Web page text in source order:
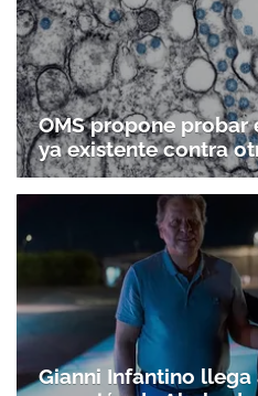
OMS propone probar
ya existente contra
Gianni Infantino